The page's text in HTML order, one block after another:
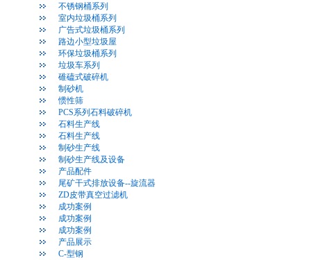
不锈钢桶系列
室内垃圾桶系列
广告式垃圾桶系列
路边小型垃圾屋
环保垃圾桶系列
垃圾车系列
碓磕式破碎机
制砂机
惯性筛
PCS系列石料破碎机
石料生产线
石料生产线
制砂生产线
制砂生产线及设备
产品配件
尾矿干式排放设备--旋流器
ZD皮带真空过滤机
成功案例
成功案例
成功案例
产品展示
C-型钢